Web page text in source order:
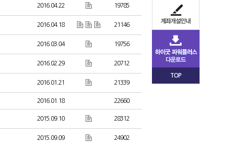
2016.04.22 19785
2016.04.18 21146
2016.03.04 19756
2016.02.29 20712
2016.01.21 21339
2016.01.18 22660
2015.09.10 28312
2015.09.09 24902
TOP